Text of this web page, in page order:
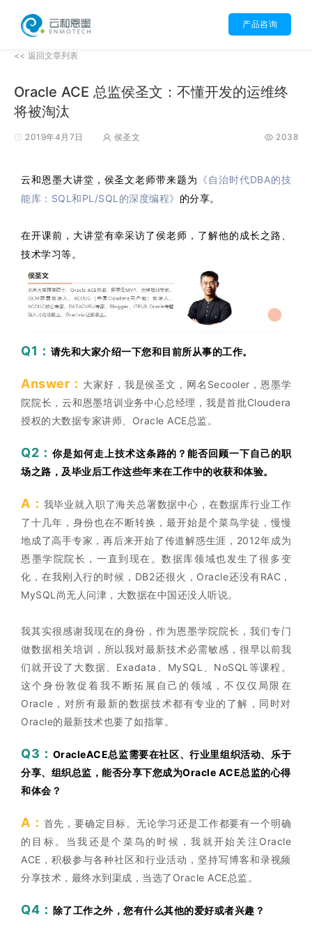
产品咨询
<< 返回文章列表
Oracle ACE 总监侯圣文：不懂开发的运维终
将被淘汰
2019年4月7日 侯圣文 2038
云和恩墨大讲堂，侯圣文老师带来题为 《自治时代DBA的技
能库：SQL和PL/SQL的深度编程》 的分享。
在开课前，大讲堂有幸采访了侯老师，了解他的成长之路、
技术学习等。
Q1： 请先和大家介绍一下您和目前所从事的工作。
Answer： 大家好，我是侯圣文，网名Secooler，恩墨学
院院长，云和恩墨培训业务中心总经理，我是首批Cloudera
授权的大数据专家讲师、Oracle ACE总监。
Q2：你是如何走上技术这条路的？能否回顾一下自己的职
场之路，及毕业后工作这些年来在工作中的收获和体验。
A： 我毕业就入职了海关总署数据中心，在数据库行业工作
了十几年，身份也在不断转换，最开始是个菜鸟学徒，慢慢
地成了高手专家，再后来开始了传道解惑生涯，2012年成为
恩墨学院院长，一直到现在。数据库领域也发生了很多变
化，在我刚入行的时候，DB2还很火，Oracle还没有RAC，
MySQL尚无人问津，大数据在中国还没人听说。
我其实很感谢我现在的身份，作为恩墨学院院长，我们专门
做数据相关培训，所以我对最新技术必需敏感，很早以前我
们就开设了大数据、Exadata、MySQL、NoSQL等课程。
这个身份敦促着我不断拓展自己的领域，不仅仅局限在
Oracle，对所有最新的数据技术都有专业的了解，同时对
Oracle的最新技术也要了如指掌。
Q3： OracleACE总监需要在社区、行业里组织活动、乐于
分享、组织总监，能否分享下您成为Oracle ACE总监的心得
和体会？
A： 首先，要确定目标。无论学习还是工作都要有一个明确
的目标。当我还是个菜鸟的时候，我就开始关注Oracle
ACE，积极参与各种社区和行业活动，坚持写博客和录视频
分享技术，最终水到渠成，当选了Oracle ACE总监。
Q4： 除了工作之外，您有什么其他的爱好或者兴趣？